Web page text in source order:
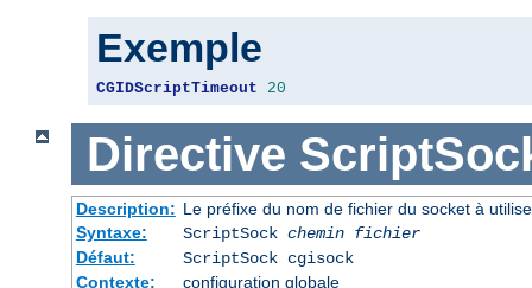
Exemple
CGIDScriptTimeout 20
Directive
Description: Le préfixe du nom de fichier du socket à
Syntaxe:
ScriptSock chemin fichier
Défaut:
ScriptSock cgisock
Contexte:
configuration globale